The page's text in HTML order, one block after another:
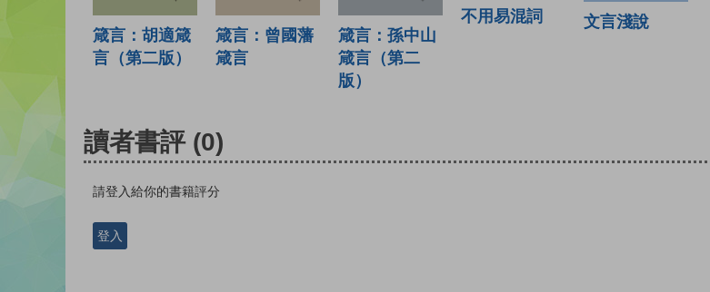
箴言：胡適箴
言（第二版）
箴言：曾國藩
箴言
箴言：孫中山
箴言（第二
版）
不用易混詞 文言淺說
讀者書評 (0)
請登入給你的書籍評分
登入